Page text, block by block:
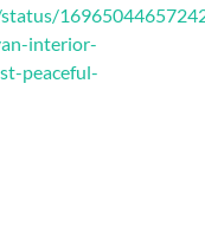
interior-
peaceful-